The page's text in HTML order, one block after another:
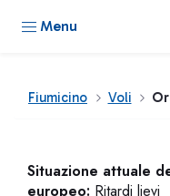
Menu
Fiumicino Voli
Situazione attuale
europeo: Ritardi lievi